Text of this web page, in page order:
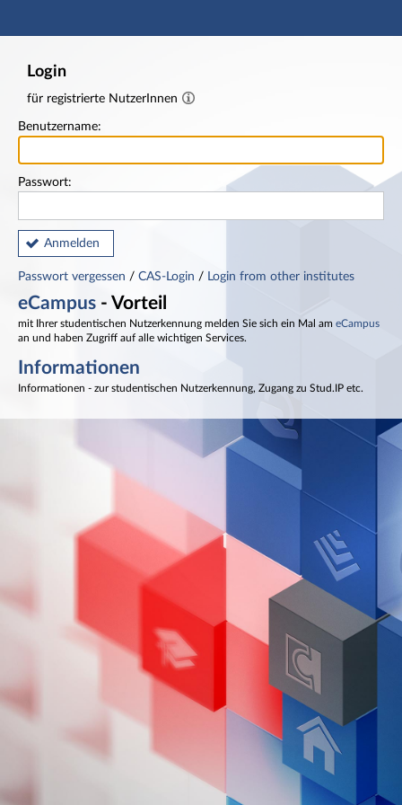
Hauptnavigation
Login
für registrierte NutzerInnen
Benutzername:
Passwort:
Anmelden
Passwort vergessen / CAS-Login / Login from other institutes
eCampus - Vorteil
mit Ihrer studentischen Nutzerkennung melden Sie sich ein Mal am eCampus
an und haben Zugriff auf alle wichtigen Services.
Informationen
Informationen - zur studentischen Nutzerkennung, Zugang zu Stud.IP etc.